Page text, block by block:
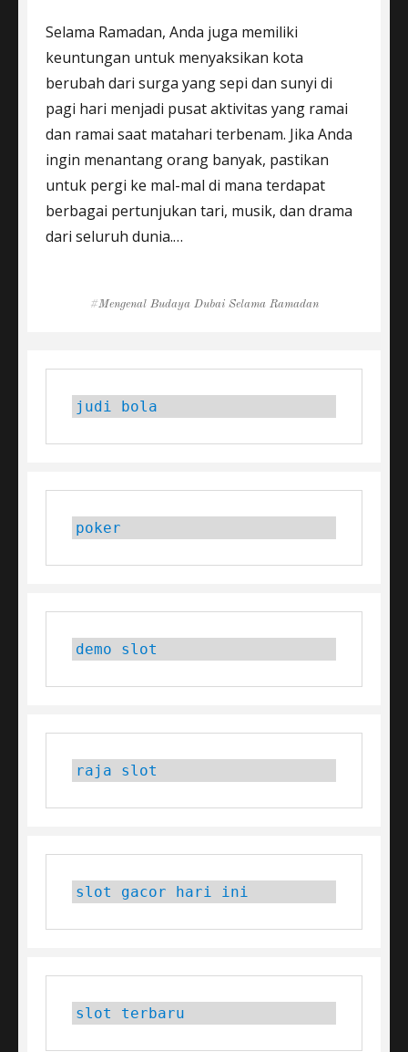
Selama Ramadan, Anda juga memiliki
keuntungan untuk menyaksikan kota
berubah dari surga yang sepi dan sunyi di
pagi hari menjadi pusat aktivitas yang ramai
dan ramai saat matahari terbenam. Jika Anda
ingin menantang orang banyak, pastikan
untuk pergi ke mal-mal di mana terdapat
berbagai pertunjukan tari, musik, dan drama
dari seluruh dunia.…
Tags
Mengenal Budaya Dubai Selama Ramadan
judi bola
poker
demo slot
raja slot
slot gacor hari ini
slot terbaru